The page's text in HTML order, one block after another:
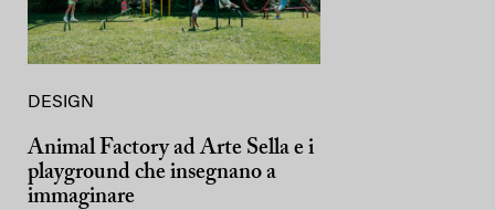
DESIGN
Animal Factory ad Arte Sella e i
playground che insegnano a
immaginare